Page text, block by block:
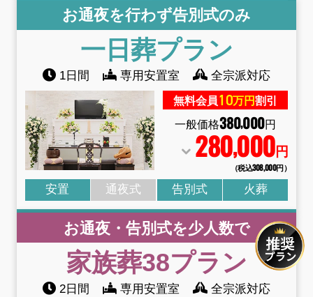
お通夜を行わず告別式のみ
一日葬プラン
1日間 専用安置室 全宗派対応
無料会員10万円割引
一般価格380,000円
280,000円
（税込308,000円）
安置 通夜式 告別式 火葬
お通夜・告別式を少人数で
家族葬38プラン
2日間 専用安置室 全宗派対応